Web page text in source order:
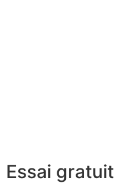
Essai gratuit